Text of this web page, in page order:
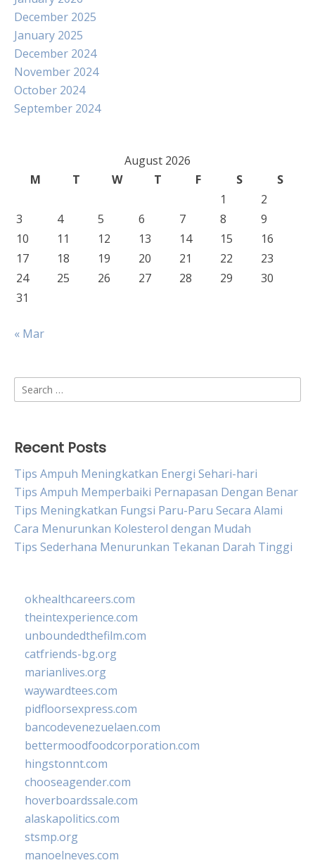
December 2025
January 2025
December 2024
November 2024
October 2024
September 2024
August 2026
M
T W T F S
S
1
2
3
4 5 6 7 8
9
10
11 12 13 14 15
16
17
18 19 20 21 22
23
24
25 26 27 28 29
30
31
« Mar
Search
for:
Recent Posts
Tips Ampuh Meningkatkan Energi Sehari-hari
Tips Ampuh Memperbaiki Pernapasan Dengan Benar
Tips Meningkatkan Fungsi Paru-Paru Secara Alami
Cara Menurunkan Kolesterol dengan Mudah
Tips Sederhana Menurunkan Tekanan Darah Tinggi
okhealthcareers.com
theintexperience.com
unboundedthefilm.com
catfriends-bg.org
marianlives.org
waywardtees.com
pidfloorsexpress.com
bancodevenezuelaen.com
bettermoodfoodcorporation.com
hingstonnt.com
chooseagender.com
hoverboardssale.com
alaskapolitics.com
stsmp.org
manoelneves.com